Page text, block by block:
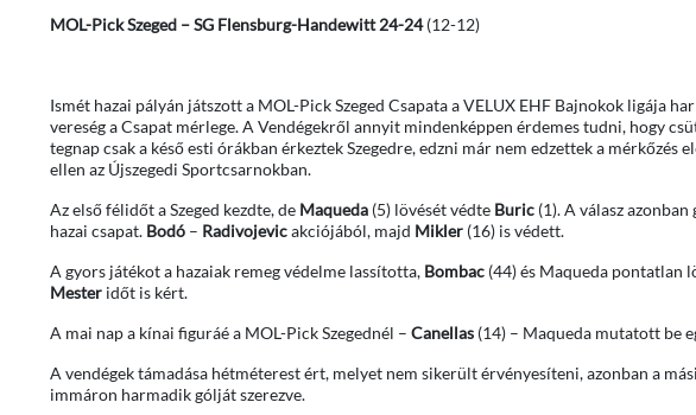
MOL-Pick Szeged – SG Flensburg-Handewitt 24-24(12-12)
Ismét hazai pályán játszott a MOL-Pick Szeged Csapata a VELUX EHF Bajnokok ligája
vereség a Csapat mérlege. A Vendégekről annyit mindenképpen érdemes tudni, hogy
tegnap csak a késő esti órákban érkeztek Szegedre, edzni már nem edzettek a
ellen az Újszegedi Sportcsarnokban.
Az első félidőt a Szeged kezdte, de Maqueda(5) lövését védte Buric(1). A válasz
hazai csapat. Bodó– Radivojevicakciójából, majd Mikler(16) is védett.
A gyors játékot a hazaiak remeg védelme lassította, Bombac(44) és Maqueda pontatlan
Mesteridőt is kért.
A mai nap a kínai figuráé a MOL-Pick Szegednél – Canellas(14) – Maqueda mutatott be
A vendégek támadása hétméterest ért, melyet nem sikerült érvényesíteni, azonban a
immáron harmadik gólját szerezve.